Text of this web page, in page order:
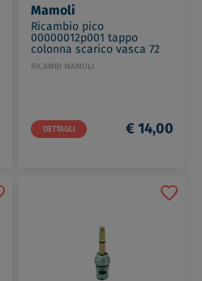
Mamoli
Ricambio pico
00000012p001 tappo
colonna scarico vasca 72
cromato codice prod:
00000012P001
RICAMBI MAMOLI
DETTAGLI € 14,00